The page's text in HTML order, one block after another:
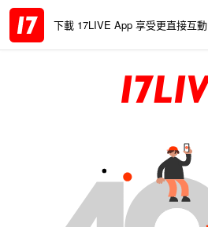
下載 17LIVE App 享受更直接互動